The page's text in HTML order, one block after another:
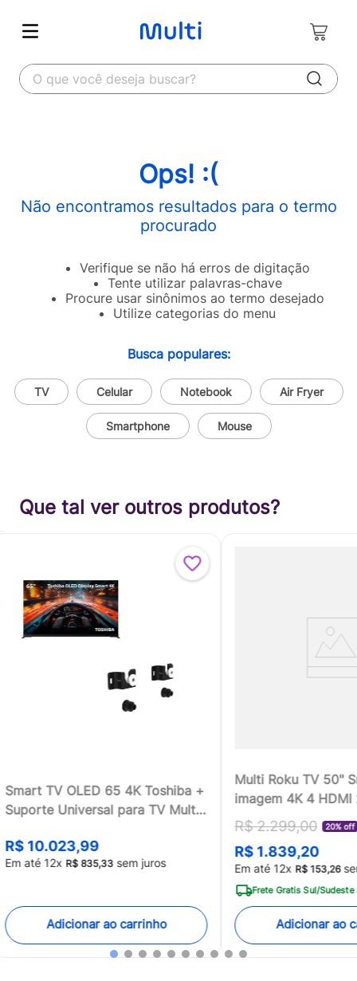
O que você deseja buscar?
Ops! :(
Não encontramos resultados para o termo
procurado
Verifique se não há erros de digitação
Tente utilizar palavras-chave
Procure usar sinônimos ao termo desejado
Utilize categorias do menu
Busca populares:
TV Celular Notebook Air Fryer
Smartphone Mouse
Que tal ver outros produtos?
Smart TV OLED 65 4K Toshiba +
Suporte Universal para TV Multi
R$ 10.023,99
Em até 12x R$ 835,33 sem juros
Adicionar ao carrinho
Multi Roku TV 50"
imagem 4K 4 HDMI
compatível com
Home -
[Reembalado]
R$ 2.299,00 20% off
R$ 1.839,20
Em até 12x R$ 153,26
Frete Gratis Sul/Sudeste
Adicionar ao